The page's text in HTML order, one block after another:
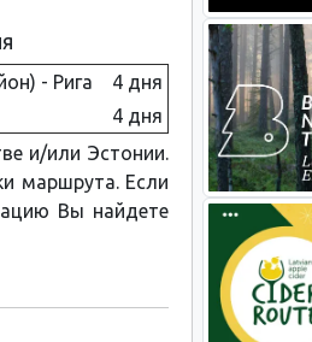
- Рига
4 дня
4 дня
и/или Эстонии.
маршрута. Если
Вы найдете